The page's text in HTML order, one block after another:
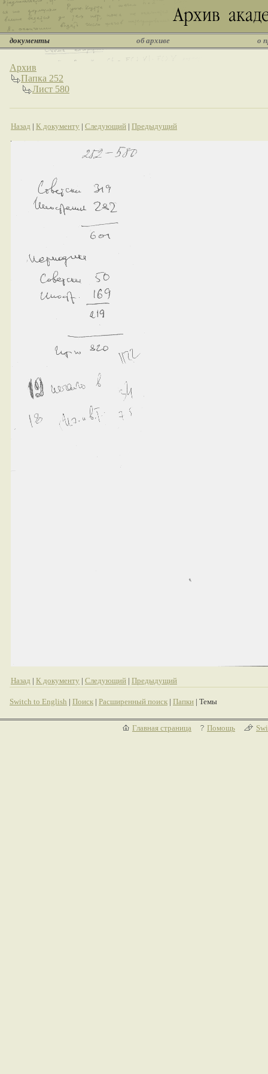
документы об архиве о
Архив
Папка 252
Лист 580
Назад | К документу | Следующий | Предыдущий
Назад | К документу | Следующий | Предыдущий
Switch to English | Поиск | Расширенный поиск | Папки | Темы
Главная страница Помощь